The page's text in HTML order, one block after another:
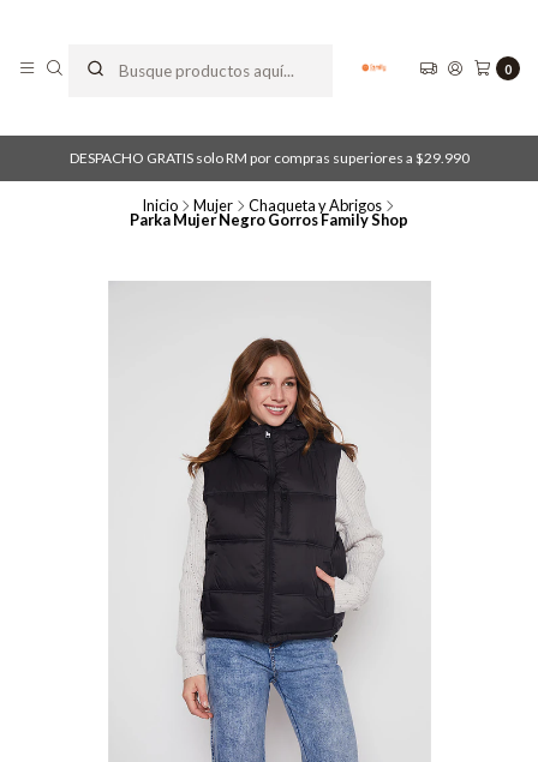
0
DESPACHO GRATIS solo RM por compras superiores a $29.990
Inicio Mujer Chaqueta y Abrigos
Parka Mujer Negro Gorros Family Shop